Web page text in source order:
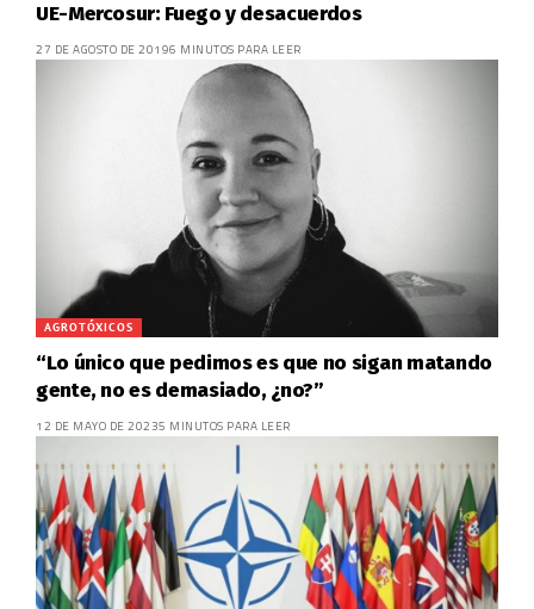
UE-Mercosur: Fuego y desacuerdos
27 DE AGOSTO DE 20196 MINUTOS PARA LEER
AGROTÓXICOS
“Lo único que pedimos es que no sigan matando
gente, no es demasiado, ¿no?”
12 DE MAYO DE 20235 MINUTOS PARA LEER